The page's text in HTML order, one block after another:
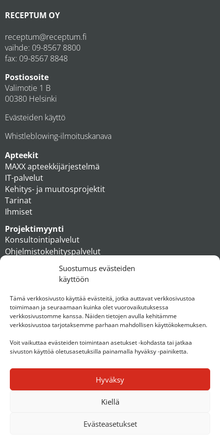
Suostumus evästeiden
käyttöön
Tämä verkkosivusto käyttää evästeitä, jotka auttavat verkkosivustoa
toimimaan ja seuraamaan kuinka olet vuorovaikutuksessa
verkkosivustomme kanssa. Näiden tietojen avulla kehitämme
verkkosivustoa tarjotaksemme parhaan mahdollisen käyttökokemuksen.
Voit vaikuttaa evästeiden toimintaan asetukset -kohdasta tai jatkaa
sivuston käyttöä oletusasetuksilla painamalla hyväksy -painiketta.
Hyväksy
Kiellä
Evästeasetukset
RECEPTUM OY
receptum@receptum.fi
vaihde: 09-8567 8800
fax: 09-8567 8848
Postiosoite
Valimotie 1 B
00380 Helsinki
Evästeiden käyttö
Whistleblowing-ilmoituskanava
Apteekit
MAXX apteekkijärjestelmä
IT-palvelut
Kehitys- ja muutosprojektit
Tarinat
Ihmiset
Projektimyynti
Konsultointipalvelut
Ohjelmistokehityspalvelut
Ihmiset
Konserni
Ota yhteyttä